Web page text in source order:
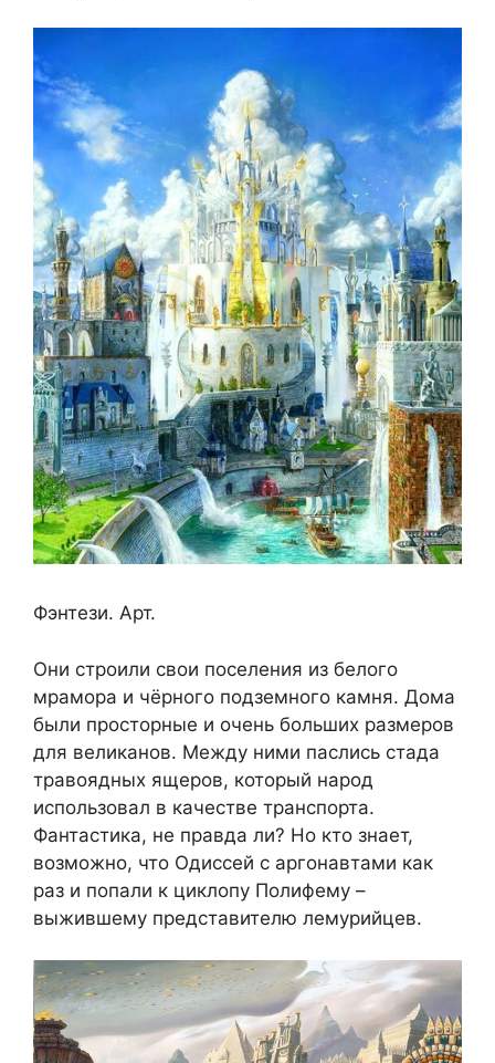
Фэнтези. Арт.
Они строили свои поселения из белого
мрамора и чёрного подземного камня. Дома
были просторные и очень больших размеров
для великанов. Между ними паслись стада
травоядных ящеров, который народ
использовал в качестве транспорта.
Фантастика, не правда ли? Но кто знает,
возможно, что Одиссей с аргонавтами как
раз и попали к циклопу Полифему –
выжившему представителю лемурийцев.